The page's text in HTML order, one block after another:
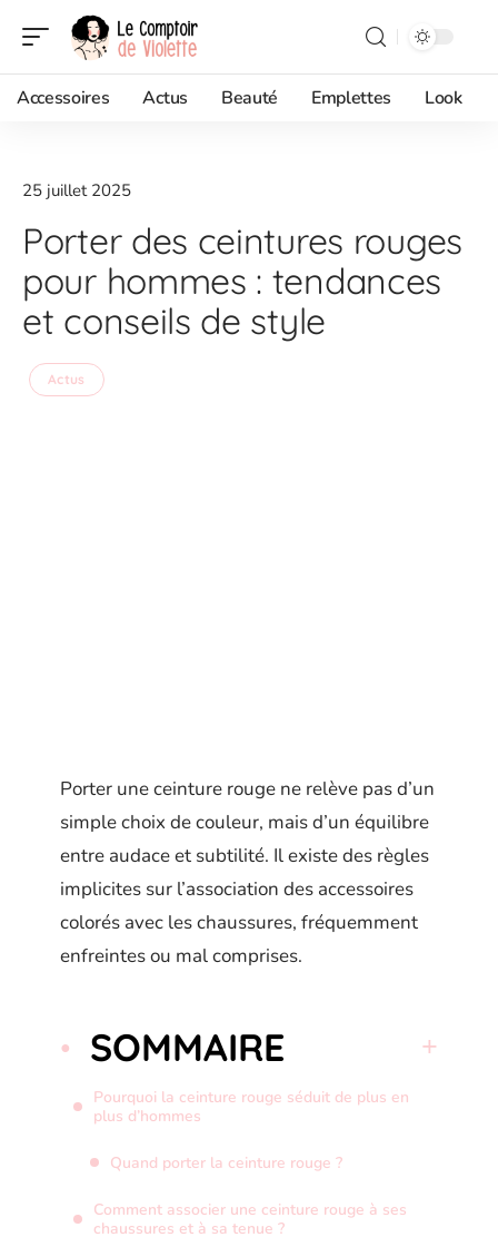
Accessoires Actus Beauté Emplettes Look
25 juillet 2025
Porter des ceintures rouges
pour hommes : tendances
et conseils de style
Actus
Porter une ceinture rouge ne relève pas d’un
simple choix de couleur, mais d’un équilibre
entre audace et subtilité. Il existe des règles
implicites sur l’association des accessoires
colorés avec les chaussures, fréquemment
enfreintes ou mal comprises.
SOMMAIRE
Pourquoi la ceinture rouge séduit de plus en
plus d’hommes
Quand porter la ceinture rouge ?
Comment associer une ceinture rouge à ses
chaussures et à sa tenue ?